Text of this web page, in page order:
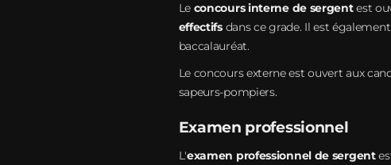
Le concours interne de sergentest
effectifsdans ce grade. Il est
baccalauréat.
Le concours externe est ouvert aux
sapeurs-pompiers.
Examen professionnel
L'examen professionnel de sergent